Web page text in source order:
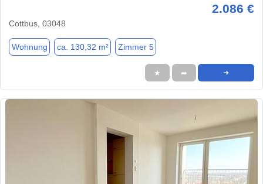
2.086 €
Cottbus, 03048
Wohnung ca. 130,32 m² Zimmer 5
★ ➦ ➜